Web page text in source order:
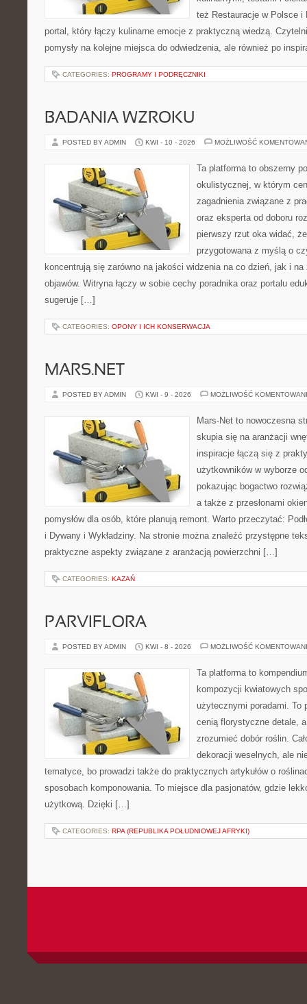
też Restauracje w Polsce i
portal, który łączy kulinarne emocje z praktyczną wiedzą.
pomysły na kolejne miejsca do odwiedzenia, ale również po
CATEGORIES: PROGRAMY I PODRĘCZNIKI
BADANIA WZROKU
POSTED BY ADMIN KWI - 10 - 2026 MOŻLIWOŚĆ
Ta platforma to obszerny
okulistycznej, w którym
zagadnienia związane z
oraz eksperta od doboru
pierwszy rzut oka widać,
przygotowana z myślą o
koncentrują się zarówno na jakości widzenia na co dzień, jak i
objawów. Witryna łączy w sobie cechy poradnika oraz portalu
sugeruje […]
CATEGORIES: OPONY I ICH KONSERWACJA
MARS.NET
POSTED BY ADMIN KWI - 9 - 2026 MOŻLIWOŚĆ
Mars-Net to nowoczesna
skupia się na aranżacji
inspiracje łączą się z
użytkowników w wyborze
pokazując bogactwo
a także z przesłonami
pomysłów dla osób, które planują remont. Warto przeczytać:
i Dywany i Wykładziny. Na stronie można znaleźć przystępne
praktyczne aspekty związane z aranżacją powierzchni […]
CATEGORIES: KAZAŃ
PARVIFLORA
POSTED BY ADMIN KWI - 8 - 2026 MOŻLIWOŚĆ
Ta platforma to
kompozycji kwiatowych
użytecznymi poradami. To
cenią florystyczne detale,
zrozumieć dobór roślin.
dekoracji weselnych, ale
tematyce, bo prowadzi także do praktycznych artykułów o
sposobach komponowania. To miejsce dla pasjonatów, gdzie
użytkową. Dzięki […]
CATEGORIES: RPA (REPUBLIKA POŁUDNIOWEJ AFRYKI)